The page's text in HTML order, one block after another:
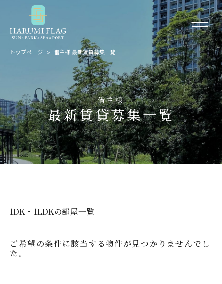
トップページ 借主様 最新賃貸募集一覧
借主様
最新賃貸募集一覧
1DK・1LDKの部屋一覧
ご希望の条件に該当する物件が見つかりませんでし
た。